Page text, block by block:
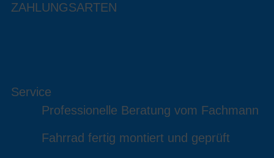
ZAHLUNGSARTEN
Service
Professionelle Beratung vom Fachmann
Fahrrad fertig montiert und geprüft